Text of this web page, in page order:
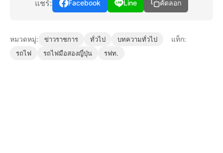
แชร์: Facebook Line คัดลอก
หมวดหมู่: ข่าวราชการ ทั่วไป บทความทั่วไป แท็ก:
รถไฟ รถไฟมือสองญี่ปุ่น รฟท.